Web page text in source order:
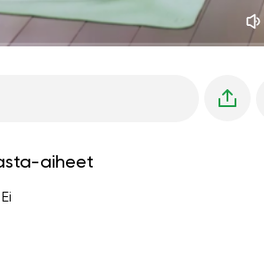
kevätmetsä 02:00
aiheet
Ei